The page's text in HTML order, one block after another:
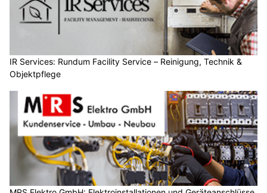
IR Services: Rundum Facility Service – Reinigung, Technik &
Objektpflege